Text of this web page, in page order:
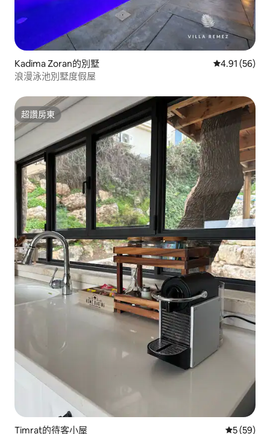
Kadima Zoran的別墅 從 56 則評價
4.91 (56)
浪漫泳池別墅度假屋
超讚房東
超讚房東
Timrat的待客小屋 從 59 則評
5 (59)